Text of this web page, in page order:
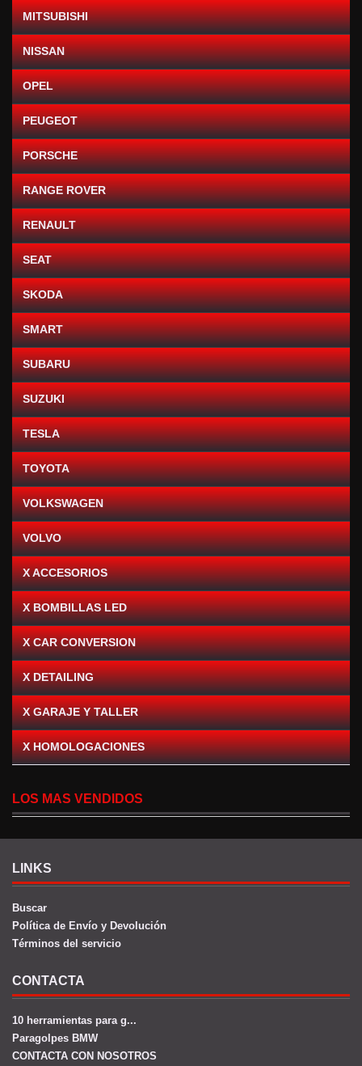
MITSUBISHI
NISSAN
OPEL
PEUGEOT
PORSCHE
RANGE ROVER
RENAULT
SEAT
SKODA
SMART
SUBARU
SUZUKI
TESLA
TOYOTA
VOLKSWAGEN
VOLVO
X ACCESORIOS
X BOMBILLAS LED
X CAR CONVERSION
X DETAILING
X GARAJE Y TALLER
X HOMOLOGACIONES
LOS MAS VENDIDOS
LINKS
Buscar
Política de Envío y Devolución
Términos del servicio
CONTACTA
10 herramientas para g...
Paragolpes BMW
CONTACTA CON NOSOTROS